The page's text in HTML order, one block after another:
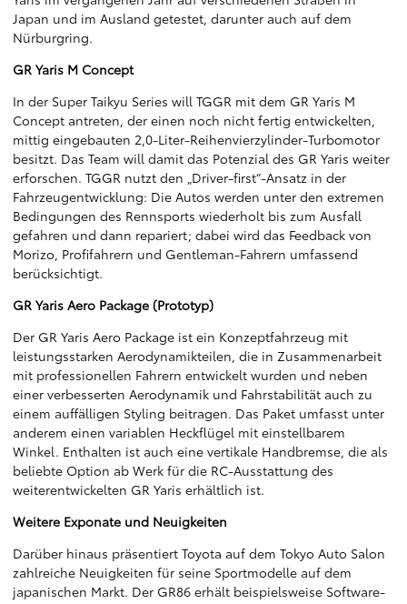
Japan und im Ausland getestet, darunter auch auf dem
Nürburgring.
GR Yaris M Concept
In der Super Taikyu Series will TGGR mit dem GR Yaris M
Concept antreten, der einen noch nicht fertig entwickelten,
mittig eingebauten 2,0-Liter-Reihenvierzylinder-Turbomotor
besitzt. Das Team will damit das Potenzial des GR Yaris weiter
erforschen. TGGR nutzt den „Driver-first“-Ansatz in der
Fahrzeugentwicklung: Die Autos werden unter den extremen
Bedingungen des Rennsports wiederholt bis zum Ausfall
gefahren und dann repariert; dabei wird das Feedback von
Morizo, Profifahrern und Gentleman-Fahrern umfassend
berücksichtigt.
GR Yaris Aero Package (Prototyp)
Der GR Yaris Aero Package ist ein Konzeptfahrzeug mit
leistungsstarken Aerodynamikteilen, die in Zusammenarbeit
mit professionellen Fahrern entwickelt wurden und neben
einer verbesserten Aerodynamik und Fahrstabilität auch zu
einem auffälligen Styling beitragen. Das Paket umfasst unter
anderem einen variablen Heckflügel mit einstellbarem
Winkel. Enthalten ist auch eine vertikale Handbremse, die als
beliebte Option ab Werk für die RC-Ausstattung des
weiterentwickelten GR Yaris erhältlich ist.
Weitere Exponate und Neuigkeiten
Darüber hinaus präsentiert Toyota auf dem Tokyo Auto Salon
zahlreiche Neuigkeiten für seine Sportmodelle auf dem
japanischen Markt. Der GR86 erhält beispielsweise Software-